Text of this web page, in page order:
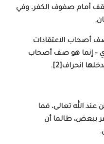
أمام صفوف الكفر، وفي
أصحاب الاعتقادات
– إنما هو صف أصحاب
انحراف[2].
عند الله تعالى، فما
ببعض، طالما أن